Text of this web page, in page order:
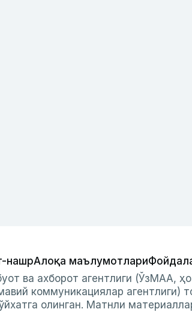
нашрАлоқа маълумотлари
ва ахборот агентлиги (ЎзМАА,
коммуникациялар агентлиги)
олинган. Матнли